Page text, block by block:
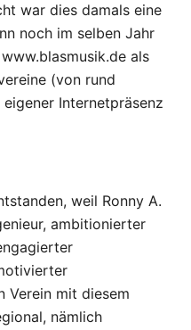
war dies damals eine
noch im selben Jahr
als
(von rund
Internetpräsenz
weil Ronny A.
ambitionierter
Verein mit diesem
nämlich